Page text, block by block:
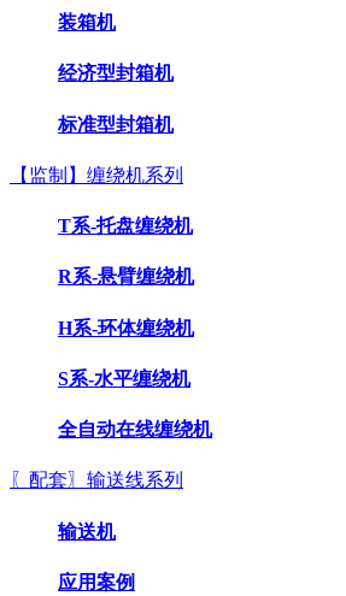
装箱机
经济型封箱机
标准型封箱机
【监制】缠绕机系列
T系-托盘缠绕机
R系-悬臂缠绕机
H系-环体缠绕机
S系-水平缠绕机
全自动在线缠绕机
〖配套〗输送线系列
输送机
应用案例